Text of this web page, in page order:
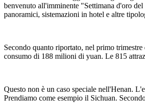
benvenuto all'imminente "Settimana d'oro
panoramici, sistemazioni in hotel e altre
Secondo quanto riportato, nel primo
consumo di 188 milioni di yuan. Le 815
Questo non è un caso speciale nell'Henan.
Prendiamo come esempio il Sichuan.